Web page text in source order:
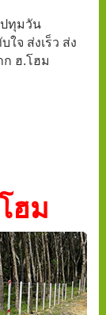
ปทุมวัน
จ ส่งเร็ว ส่ง
ก ฮ.โฮม
ฮม